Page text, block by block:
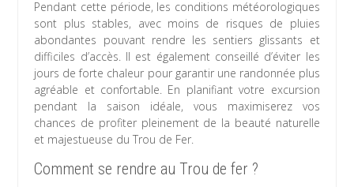
Pendant cette période, les conditions météorologiques
sont plus stables, avec moins de risques de pluies
abondantes pouvant rendre les sentiers glissants et
difficiles d’accès. Il est également conseillé d’éviter les
jours de forte chaleur pour garantir une randonnée plus
agréable et confortable. En planifiant votre excursion
pendant la saison idéale, vous maximiserez vos
chances de profiter pleinement de la beauté naturelle
et majestueuse du Trou de Fer.
Comment se rendre au Trou de fer ?